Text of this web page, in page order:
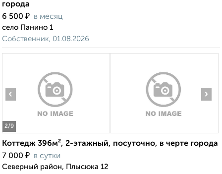
города
6 500 ₽ в месяц
село Панино 1
Собственник, 01.08.2026
2/9
‹ ›
Коттедж 396м², 2-этажный, посуточно, в черте города
7 000 ₽ в сутки
Северный район, Плысюка 12